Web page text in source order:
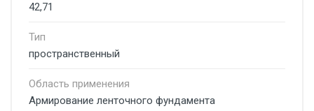
42,71
Тип
пространственный
Область применения
Армирование ленточного фундамента